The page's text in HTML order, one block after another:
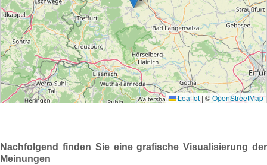
Nachfolgend finden Sie eine grafische Visualisierung der
Meinungen